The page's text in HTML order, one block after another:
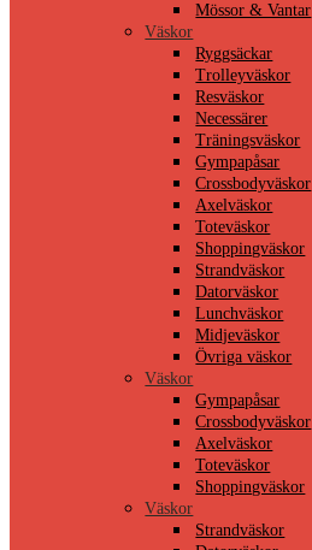
Mössor & Vantar
Väskor
Ryggsäckar
Trolleyväskor
Resväskor
Necessärer
Träningsväskor
Gympapåsar
Crossbodyväskor
Axelväskor
Toteväskor
Shoppingväskor
Strandväskor
Datorväskor
Lunchväskor
Midjeväskor
Övriga väskor
Väskor
Gympapåsar
Crossbodyväskor
Axelväskor
Toteväskor
Shoppingväskor
Väskor
Strandväskor